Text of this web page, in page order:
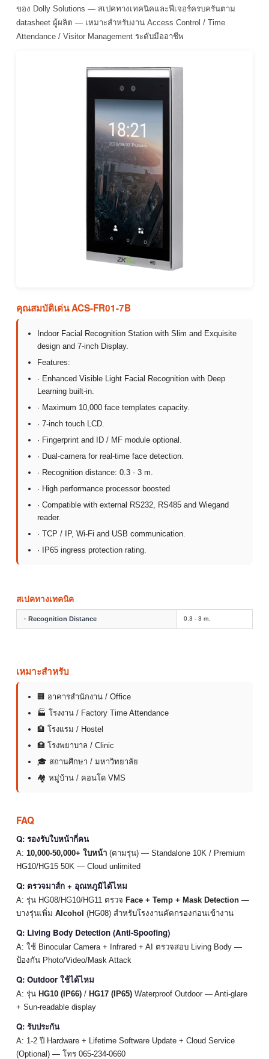
ของ Dolly Solutions — สเปคทางเทคนิคและฟีเจอร์ครบครันตาม
datasheet ผู้ผลิต — เหมาะสำหรับงาน Access Control / Time
Attendance / Visitor Management ระดับมืออาชีพ
คุณสมบัติเด่น ACS-FR01-7B
Indoor Facial Recognition Station with Slim and Exquisite
design and 7-inch Display.
Features:
· Enhanced Visible Light Facial Recognition with Deep
Learning built-in.
· Maximum 10,000 face templates capacity.
· 7-inch touch LCD.
· Fingerprint and ID / MF module optional.
· Dual-camera for real-time face detection.
· Recognition distance: 0.3 - 3 m.
· High performance processor boosted
· Compatible with external RS232, RS485 and Wiegand
reader.
· TCP / IP, Wi-Fi and USB communication.
· IP65 ingress protection rating.
สเปคทางเทคนิค
· Recognition Distance 0.3 - 3 m.
เหมาะสำหรับ
🏢 อาคารสำนักงาน / Office
🏭 โรงงาน / Factory Time Attendance
🏨 โรงแรม / Hostel
🏥 โรงพยาบาล / Clinic
🎓 สถานศึกษา / มหาวิทยาลัย
🏘 หมู่บ้าน / คอนโด VMS
FAQ
Q: รองรับใบหน้ากี่คน
A: 10,000-50,000+ ใบหน้า (ตามรุ่น) — Standalone 10K / Premium
HG10/HG15 50K — Cloud unlimited
Q: ตรวจมาส์ก + อุณหภูมิได้ไหม
A: รุ่น HG08/HG10/HG11 ตรวจ Face + Temp + Mask Detection —
บางรุ่นเพิ่ม Alcohol (HG08) สำหรับโรงงานคัดกรองก่อนเข้างาน
Q: Living Body Detection (Anti-Spoofing)
A: ใช้ Binocular Camera + Infrared + AI ตรวจสอบ Living Body —
ป้องกัน Photo/Video/Mask Attack
Q: Outdoor ใช้ได้ไหม
A: รุ่น HG10 (IP66) / HG17 (IP65) Waterproof Outdoor — Anti-glare
+ Sun-readable display
Q: รับประกัน
A: 1-2 ปี Hardware + Lifetime Software Update + Cloud Service
(Optional) — โทร 065-234-0660